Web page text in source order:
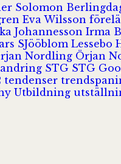
Solomon
Eva Wilsson
Johannesson Irma
SJööblom Lessebo
Nordling Örjan
STG STG
tendenser
Utbildning